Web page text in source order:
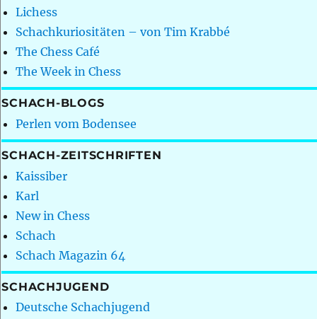
Lichess
Schachkuriositäten – von Tim Krabbé
The Chess Café
The Week in Chess
SCHACH-BLOGS
Perlen vom Bodensee
SCHACH-ZEITSCHRIFTEN
Kaissiber
Karl
New in Chess
Schach
Schach Magazin 64
SCHACHJUGEND
Deutsche Schachjugend